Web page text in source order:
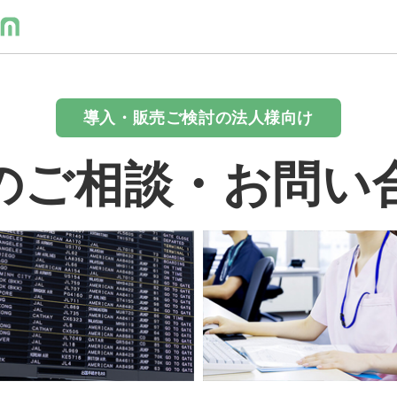
導入・販売ご検討の法人様向け
ご相談・お問い